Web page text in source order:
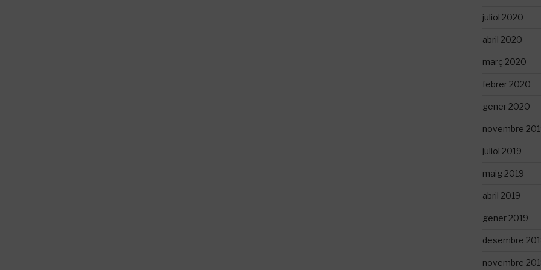
juliol 2020
abril 2020
març 2020
febrer 2020
gener 2020
novembre
juliol 2019
maig 2019
abril 2019
gener 2019
desembre
novembre